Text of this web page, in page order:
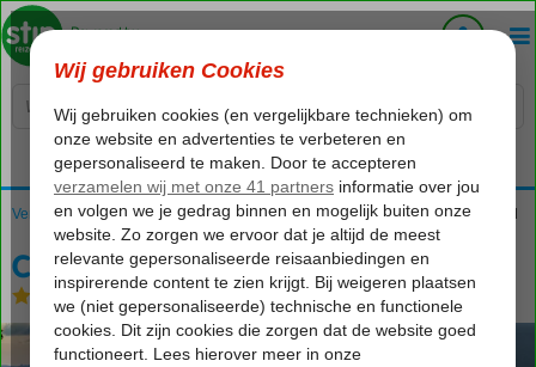
Voelt als thuiskomen...
Verenigde Staten Californië San Diego Cruisereizen Cruise Panamakanaal
Cruise Panamakanaal
Zie beschrijving